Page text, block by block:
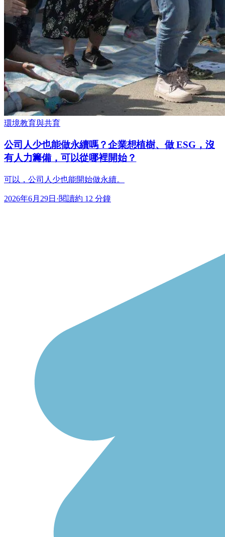
環境教育與共育
公司人少也能做永續嗎？企業想植樹、做 ESG，沒
有人力籌備，可以從哪裡開始？
可以，公司人少也能開始做永續。
2026年6月29日 ·閱讀約 12 分鐘